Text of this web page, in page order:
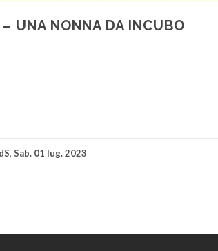
NONNA DA INCUBO
, Sab. 01 lug. 2023